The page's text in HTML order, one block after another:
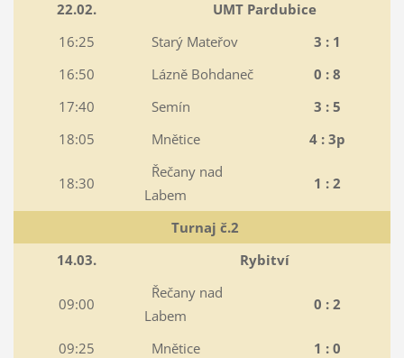
22.02.
UMT Pardubice
16:25
Starý Mateřov
3 : 1
16:50
Lázně Bohdaneč
0 : 8
17:40
Semín
3 : 5
18:05
Mnětice 4 : 3p
18:30
Řečany nad
Labem
1 : 2
Turnaj č.2
14.03.
Rybitví
09:00
Řečany nad
Labem
0 : 2
09:25 Mnětice
1 : 0